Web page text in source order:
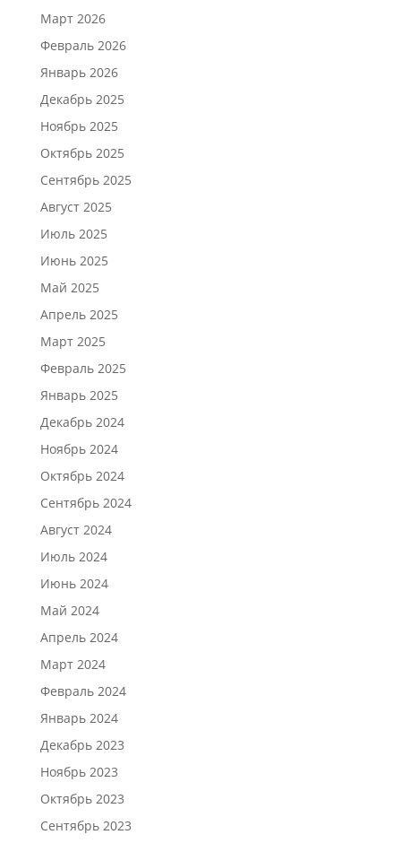
Март 2026
Февраль 2026
Январь 2026
Декабрь 2025
Ноябрь 2025
Октябрь 2025
Сентябрь 2025
Август 2025
Июль 2025
Июнь 2025
Май 2025
Апрель 2025
Март 2025
Февраль 2025
Январь 2025
Декабрь 2024
Ноябрь 2024
Октябрь 2024
Сентябрь 2024
Август 2024
Июль 2024
Июнь 2024
Май 2024
Апрель 2024
Март 2024
Февраль 2024
Январь 2024
Декабрь 2023
Ноябрь 2023
Октябрь 2023
Сентябрь 2023